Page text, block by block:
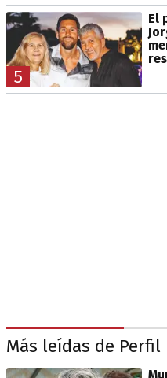
5
El
Más leídas de Perfil